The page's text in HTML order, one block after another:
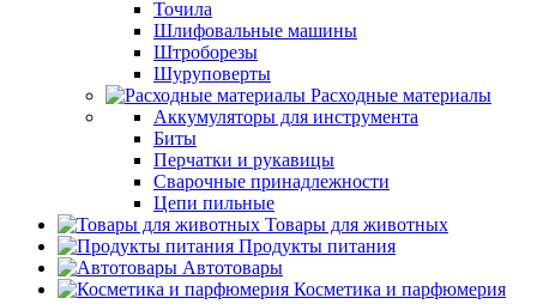
Точила
Шлифовальные машины
Штроборезы
Шуруповерты
Расходные материалы
Аккумуляторы для инструмента
Биты
Перчатки и рукавицы
Сварочные принадлежности
Цепи пильные
Товары для животных
Продукты питания
Автотовары
Косметика и парфюмерия